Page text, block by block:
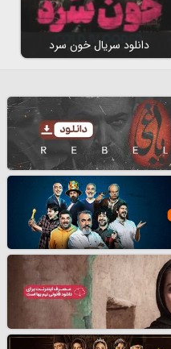
دانلود سریال خون سرد